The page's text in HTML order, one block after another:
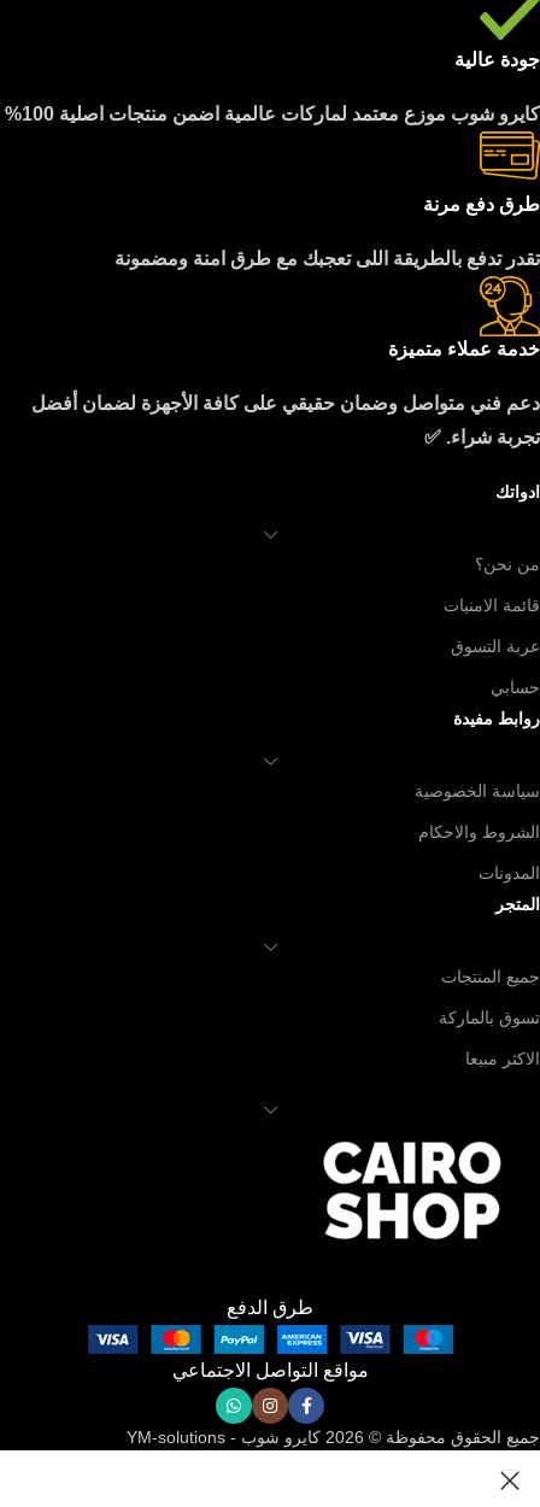
جودة عالية
كايرو شوب موزع معتمد لماركات عالمية اضمن منتجات اصلية 100%
طرق دفع مرنة
تقدر تدفع بالطريقة اللى تعجبك مع طرق امنة ومضمونة
خدمة عملاء متميزة
دعم فني متواصل وضمان حقيقي على كافة الأجهزة لضمان أفضل
تجربة شراء. ✅
ادواتك
من نحن؟
قائمة الامنيات
عربة التسوق
حسابي
روابط مفيدة
سياسة الخصوصية
الشروط والاحكام
المدونات
المتجر
جميع المنتجات
تسوق بالماركة
الاكثر مبيعا
طرق الدفع
مواقع التواصل الاجتماعي
جميع الحقوق محفوظة © 2026 كايرو شوب - YM-solutions